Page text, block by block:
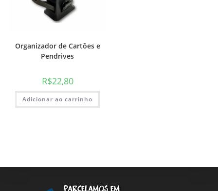
Organizador de Cartões e
Pendrives
R$22,80
Adicionar ao carrinho